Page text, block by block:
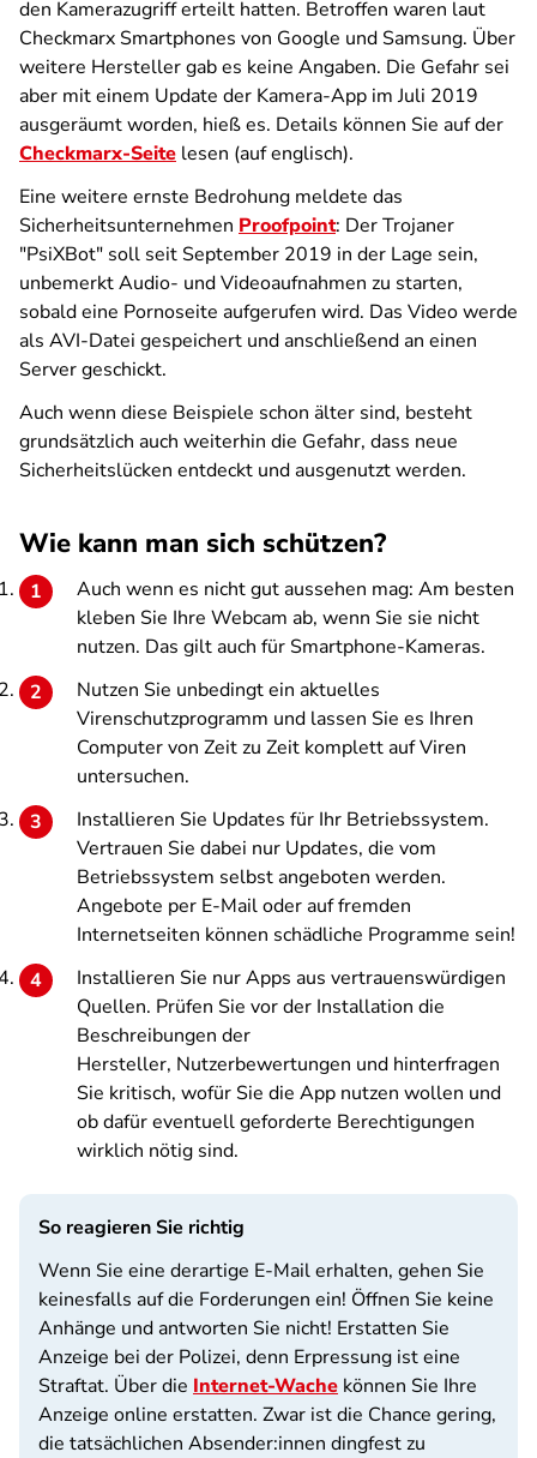
den Kamerazugriff erteilt hatten. Betroffen waren laut
Checkmarx Smartphones von Google und Samsung. Über
weitere Hersteller gab es keine Angaben. Die Gefahr sei
aber mit einem Update der Kamera-App im Juli 2019
ausgeräumt worden, hieß es. Details können Sie auf der
Checkmarx-Seite lesen (auf englisch).
Eine weitere ernste Bedrohung meldete das
Sicherheitsunternehmen Proofpoint: Der Trojaner
"PsiXBot" soll seit September 2019 in der Lage sein,
unbemerkt Audio- und Videoaufnahmen zu starten,
sobald eine Pornoseite aufgerufen wird. Das Video werde
als AVI-Datei gespeichert und anschließend an einen
Server geschickt.
Auch wenn diese Beispiele schon älter sind, besteht
grundsätzlich auch weiterhin die Gefahr, dass neue
Sicherheitslücken entdeckt und ausgenutzt werden.
Wie kann man sich schützen?
Auch wenn es nicht gut aussehen mag: Am besten
kleben Sie Ihre Webcam ab, wenn Sie sie nicht
nutzen. Das gilt auch für Smartphone-Kameras.
Nutzen Sie unbedingt ein aktuelles
Virenschutzprogramm und lassen Sie es Ihren
Computer von Zeit zu Zeit komplett auf Viren
untersuchen.
Installieren Sie Updates für Ihr Betriebssystem.
Vertrauen Sie dabei nur Updates, die vom
Betriebssystem selbst angeboten werden.
Angebote per E-Mail oder auf fremden
Internetseiten können schädliche Programme sein!
Installieren Sie nur Apps aus vertrauenswürdigen
Quellen. Prüfen Sie vor der Installation die
Beschreibungen der
Hersteller, Nutzerbewertungen und hinterfragen
Sie kritisch, wofür Sie die App nutzen wollen und
ob dafür eventuell geforderte Berechtigungen
wirklich nötig sind.
So reagieren Sie richtig
Wenn Sie eine derartige E-Mail erhalten, gehen Sie
keinesfalls auf die Forderungen ein! Öffnen Sie keine
Anhänge und antworten Sie nicht! Erstatten Sie
Anzeige bei der Polizei, denn Erpressung ist eine
Straftat. Über die Internet-Wache können Sie Ihre
Anzeige online erstatten. Zwar ist die Chance gering,
die tatsächlichen Absender:innen dingfest zu